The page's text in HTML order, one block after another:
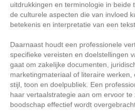
uitdrukkingen en terminologie in beide
de culturele aspecten die van invloed
betekenis en interpretatie van een tekst.
Daarnaast houdt een professionele
specifieke vereisten en doelstellingen
gaat om zakelijke documenten,
marketingmateriaal of literaire werken,
stijl, toon en doelpubliek. Een
haar vertaalstrategie aan om ervoor te
boodschap effectief wordt